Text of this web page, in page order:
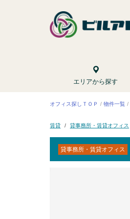
エリアから探す
オフィス探しＴＯＰ 物件一覧
賃貸 貸事務所・賃貸オフィス
貸事務所・賃貸オフィス